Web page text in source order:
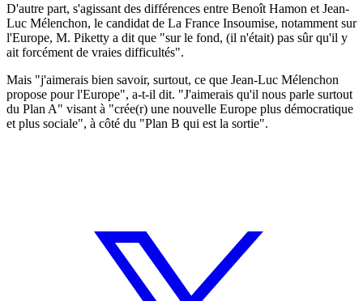
D'autre part, s'agissant des différences entre Benoît Hamon et Jean-
Luc Mélenchon, le candidat de La France Insoumise, notamment sur
l'Europe, M. Piketty a dit que "sur le fond, (il n'était) pas sûr qu'il y
ait forcément de vraies difficultés".
Mais "j'aimerais bien savoir, surtout, ce que Jean-Luc Mélenchon
propose pour l'Europe", a-t-il dit. "J'aimerais qu'il nous parle surtout
du Plan A" visant à "crée(r) une nouvelle Europe plus démocratique
et plus sociale", à côté du "Plan B qui est la sortie".